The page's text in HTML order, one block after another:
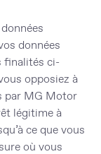
données
finalités ci-
opposiez à
par MG Motor
légitime à
ce que vous
où vous